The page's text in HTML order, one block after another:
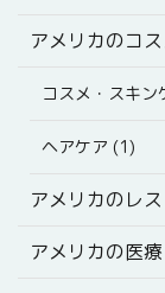
アメリカのコ
コスメ・スキン
ヘアケア (1)
アメリカのレ
アメリカの医